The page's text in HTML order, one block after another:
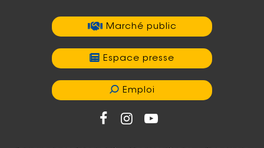
Marché public
Espace presse
Emploi